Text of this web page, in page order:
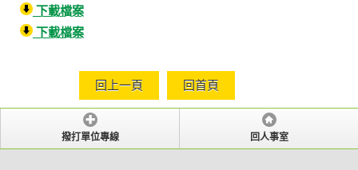
下載檔案
下載檔案
回上一頁 回首頁
撥打單位專線 回人事室